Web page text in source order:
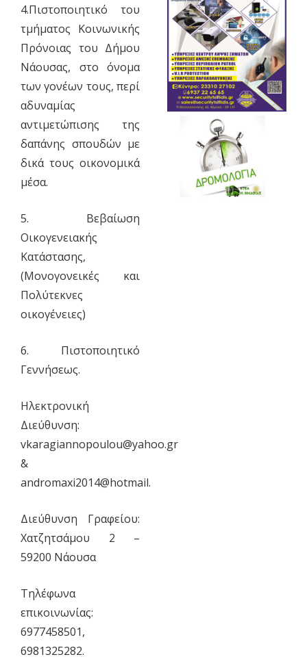
4.Πιστοποιητικό του
τμήματος Κοινωνικής
Πρόνοιας του Δήμου
Νάουσας, στο όνομα
των γονέων τους, περί
αδυναμίας
αντιμετώπισης της
δαπάνης σπουδών με
δικά τους οικονομικά
μέσα.
5. Βεβαίωση
Οικογενειακής
Κατάστασης,
(Μονογονεικές και
Πολύτεκνες
οικογένειες)
6. Πιστοποιητικό
Γεννήσεως.
Ηλεκτρονική
Διεύθυνση:
vkaragiannopoulou@yahoo.gr
&
andromaxi2014@hotmail.
Διεύθυνση Γραφείου:
Χατζητσάμου 2 –
59200 Νάουσα
Τηλέφωνα
επικοινωνίας:
6977458501,
6981325282.